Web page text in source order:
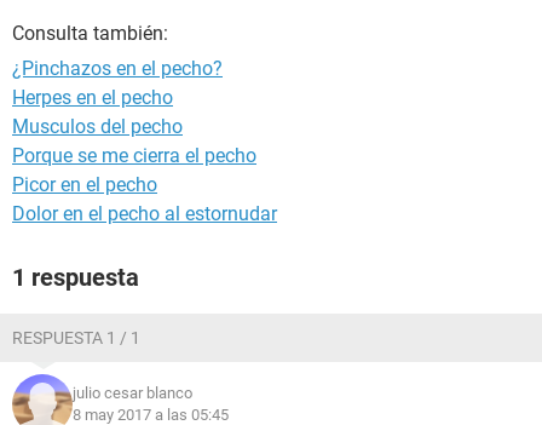
Consulta también:
¿Pinchazos en el pecho?
Herpes en el pecho
Musculos del pecho
Porque se me cierra el pecho
Picor en el pecho
Dolor en el pecho al estornudar
1 respuesta
RESPUESTA 1 / 1
julio cesar blanco
8 may 2017 a las 05:45